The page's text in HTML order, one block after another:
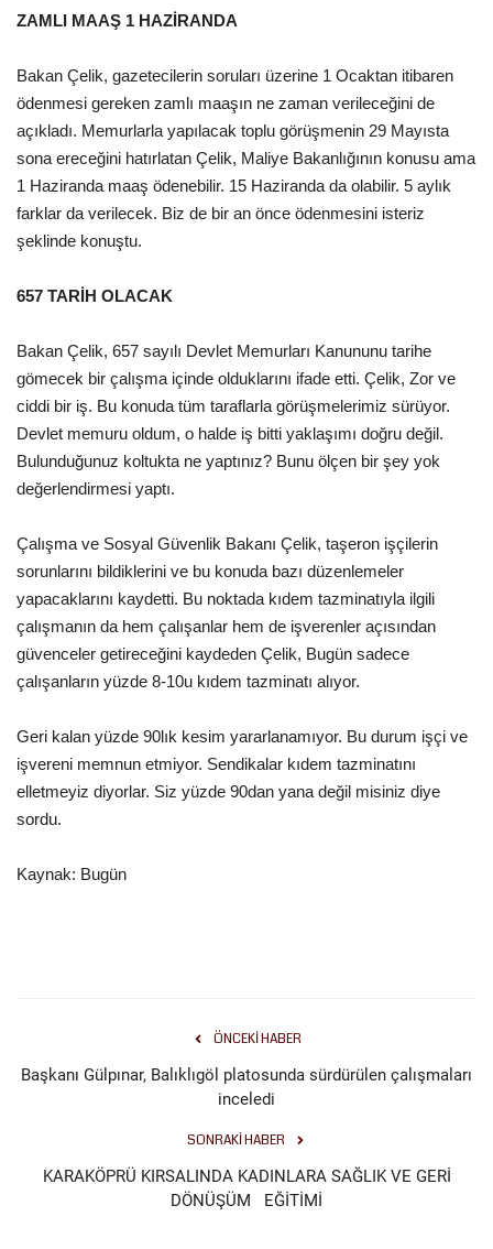
ZAMLI MAAŞ 1 HAZİRANDA
Bakan Çelik, gazetecilerin soruları üzerine 1 Ocaktan itibaren
ödenmesi gereken zamlı maaşın ne zaman verileceğini de
açıkladı. Memurlarla yapılacak toplu görüşmenin 29 Mayısta
sona ereceğini hatırlatan Çelik, Maliye Bakanlığının konusu ama
1 Haziranda maaş ödenebilir. 15 Haziranda da olabilir. 5 aylık
farklar da verilecek. Biz de bir an önce ödenmesini isteriz
şeklinde konuştu.
657 TARİH OLACAK
Bakan Çelik, 657 sayılı Devlet Memurları Kanununu tarihe
gömecek bir çalışma içinde olduklarını ifade etti. Çelik, Zor ve
ciddi bir iş. Bu konuda tüm taraflarla görüşmelerimiz sürüyor.
Devlet memuru oldum, o halde iş bitti yaklaşımı doğru değil.
Bulunduğunuz koltukta ne yaptınız? Bunu ölçen bir şey yok
değerlendirmesi yaptı.
Çalışma ve Sosyal Güvenlik Bakanı Çelik, taşeron işçilerin
sorunlarını bildiklerini ve bu konuda bazı düzenlemeler
yapacaklarını kaydetti. Bu noktada kıdem tazminatıyla ilgili
çalışmanın da hem çalışanlar hem de işverenler açısından
güvenceler getireceğini kaydeden Çelik, Bugün sadece
çalışanların yüzde 8-10u kıdem tazminatı alıyor.
Geri kalan yüzde 90lık kesim yararlanamıyor. Bu durum işçi ve
işvereni memnun etmiyor. Sendikalar kıdem tazminatını
elletmeyiz diyorlar. Siz yüzde 90dan yana değil misiniz diye
sordu.
Kaynak: Bugün
ÖNCEKI HABER
Başkanı Gülpınar, Balıklıgöl platosunda sürdürülen çalışmaları
inceledi
SONRAKI HABER
KARAKÖPRÜ KIRSALINDA KADINLARA SAĞLIK VE GERİ
DÖNÜŞÜM EĞİTİMİ